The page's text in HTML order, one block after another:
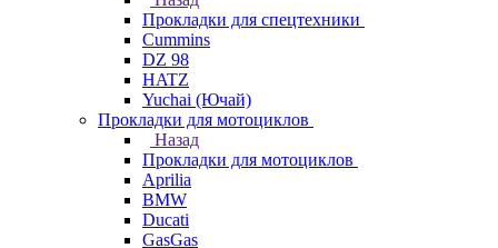
Прокладки для спецтехники
Cummins
DZ 98
HATZ
Yuchai (Ючай)
Прокладки для мотоциклов
Назад
Прокладки для мотоциклов
Aprilia
BMW
Ducati
GasGas